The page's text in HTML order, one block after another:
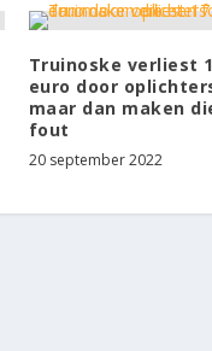
Truinoske verliest
euro door
maar dan maken
fout
20 september 2022